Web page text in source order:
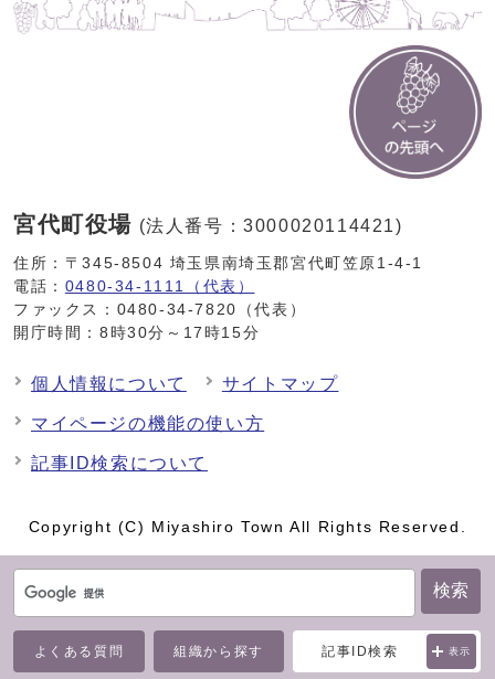
検索
よくある質問 組織から探す 記事ID検索 表示
宮代町役場 (法人番号：3000020114421)
住所：〒345-8504 埼玉県南埼玉郡宮代町笠原1-4-1
電話： 0480-34-1111（代表）
ファックス：0480-34-7820（代表）
開庁時間：8時30分～17時15分
個人情報について サイトマップ
マイページの機能の使い方
記事ID検索について
Copyright (C) Miyashiro Town All Rights Reserved.